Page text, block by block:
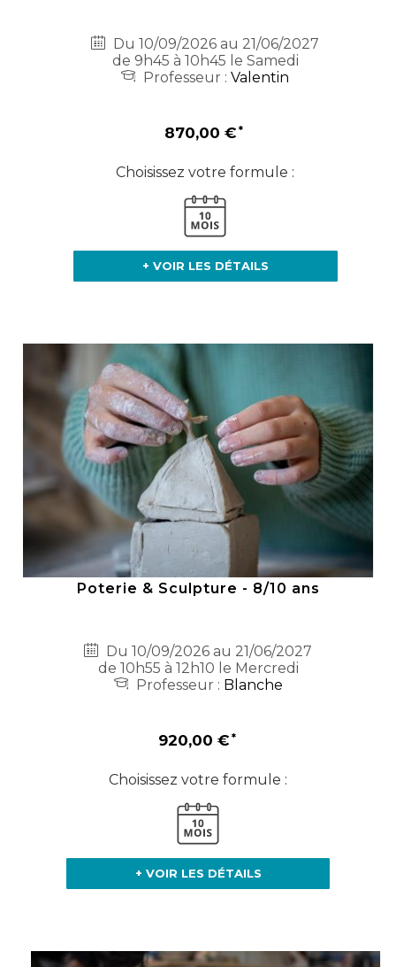
Du 10/09/2026 au 21/06/2027
de 9h45 à 10h45 le Samedi
Professeur :Valentin
870,00 €
Choisissez votre formule :
+ VOIR LES DÉTAILS
Poterie & Sculpture - 8/10 ans
Du 10/09/2026 au 21/06/2027
de 10h55 à 12h10 le Mercredi
Professeur : Blanche
920,00 €
Choisissez votre formule :
+ VOIR LES DÉTAILS